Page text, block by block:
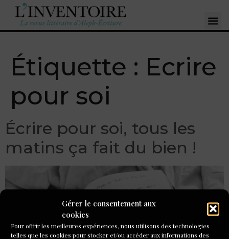
Gérer le consentement aux
cookies
Pour offrir les meilleures expériences, nous utilisons des technologies
telles que les cookies pour stocker et/ou accéder aux informations des
Étiquette : Ecrire
pour soi
Écrire pour soi, tous les
matins ça fait du bien !